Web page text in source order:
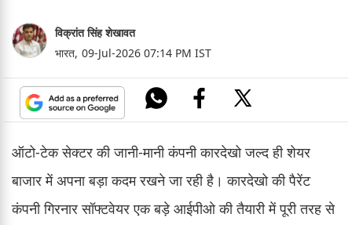
विक्रांत सिंह शेखावत
भारत, 09-Jul-2026 07:14 PM IST
ऑटो-टेक सेक्टर की जानी-मानी कंपनी कारदेखो जल्द ही शेयर
बाजार में अपना बड़ा कदम रखने जा रही है। कारदेखो की पैरेंट
कंपनी गिरनार सॉफ्टवेयर एक बड़े आईपीओ की तैयारी में पूरी तरह से